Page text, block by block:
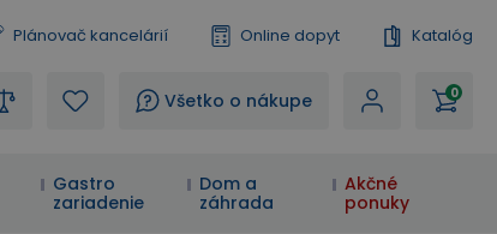
Plánovač kancelárií Online dopyt Katalóg
? Všetko o nákupe 0
Gastro
zariadenie
Dom a
záhrada
Akčné
ponuky